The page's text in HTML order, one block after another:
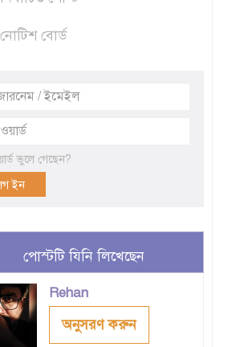
নোটিশ বোর্ড
ভুলে গেছেন?
পোস্টটি যিনি লিখেছেন
Rehan
অনুসরণ করুন